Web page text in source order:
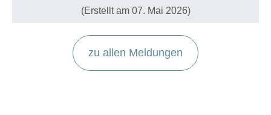
(Erstellt am 07. Mai 2026)
zu allen Meldungen